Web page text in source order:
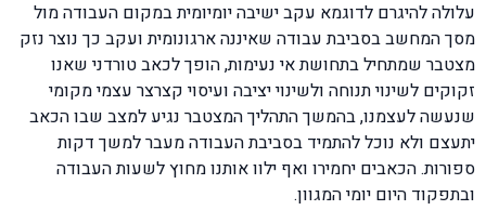
עלולה להיגרם לדוגמא עקב ישיבה יומיומית במקום העבודה מול
מסך המחשב בסביבת עבודה שאיננה ארגונומית ועקב כך נוצר נזק
מצטבר שמתחיל בתחושת אי נעימות, הופך לכאב טורדני שאנו
זקוקים לשינוי תנוחה ולשינוי יציבה ועיסוי קצרצר עצמי מקומי
שנעשה לעצמנו, בהמשך התהליך המצטבר נגיע למצב שבו הכאב
יתעצם ולא נוכל להתמיד בסביבת העבודה מעבר למשך דקות
ספורות. הכאבים יחמירו ואף ילוו אותנו מחוץ לשעות העבודה
ובתפקוד היום יומי המגוון.